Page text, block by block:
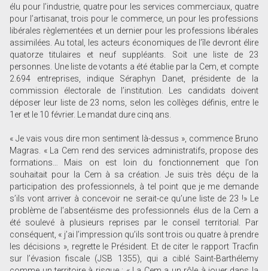
élu pour l’industrie, quatre pour les services commerciaux, quatre
pour l’artisanat, trois pour le commerce, un pour les professions
libérales règlementées et un dernier pour les professions libérales
assimilées. Au total, les acteurs économiques de l’île devront élire
quatorze titulaires et neuf suppléants. Soit une liste de 23
personnes. Une liste de votants a été établie par la Cem, et compte
2.694 entreprises, indique Séraphyn Danet, présidente de la
commission électorale de l’institution. Les candidats doivent
déposer leur liste de 23 noms, selon les collèges définis, entre le
1er et le 10 février. Le mandat dure cinq ans.
« Je vais vous dire mon sentiment là-dessus », commence Bruno
Magras. « La Cem rend des services administratifs, propose des
formations… Mais on est loin du fonctionnement que l’on
souhaitait pour la Cem à sa création. Je suis très déçu de la
participation des professionnels, à tel point que je me demande
s’ils vont arriver à concevoir ne serait-ce qu’une liste de 23 !» Le
problème de l’absentéisme des professionnels élus de la Cem a
été soulevé à plusieurs reprises par le conseil territorial. Par
conséquent, « j’ai l’impression qu’ils sont trois ou quatre à prendre
les décisions », regrette le Président. Et de citer le rapport Tracfin
sur l’évasion fiscale (JSB 1355), qui a ciblé Saint-Barthélemy